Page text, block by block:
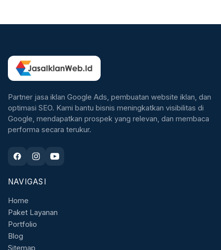
Partner jasa iklan Google Ads, pembuatan website iklan, dan
optimasi SEO. Kami bantu bisnis meningkatkan visibilitas di
Google, mendapatkan prospek yang relevan, dan membaca
performa secara terukur.
NAVIGASI
Home
Paket Layanan
Portfolio
Blog
Sitemap